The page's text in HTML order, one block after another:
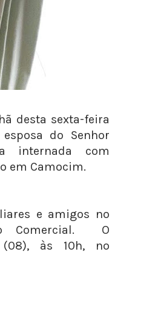
desta sexta-feira
do Senhor
internada com
em Camocim.
e amigos no
Comercial. O
(08), às 10h, no